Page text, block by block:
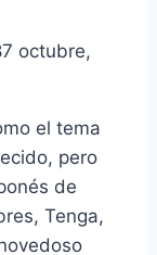
7 octubre,
el tema
pero
de
Tenga,